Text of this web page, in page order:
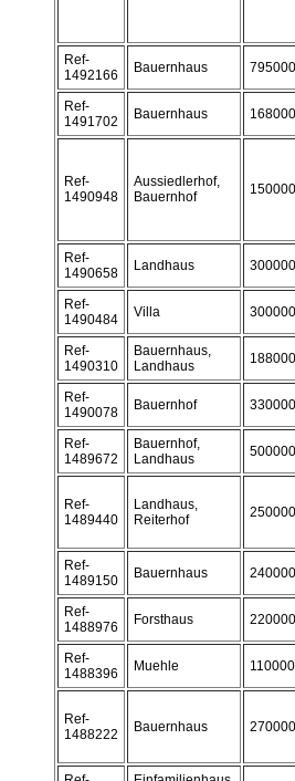
Ref-
1492166
Bauernhaus 795000
Ref-
1491702
Bauernhaus 168000
Ref-
1490948
Aussiedlerhof,
Bauernhof
150000
Ref-
1490658
Landhaus
Ref-
1490484
Villa 300000
Ref-
1490310
Bauernhaus,
Landhaus
188000
Ref-
1490078
Bauernhof 330000
Ref-
1489672
Bauernhof,
Landhaus
500000
Ref-
1489440
Landhaus,
Reiterhof
250000
Ref-
1489150
Bauernhaus 240000
Ref-
1488976
Forsthaus 220000
Ref-
1488396
Muehle 110000
Ref-
1488222
Bauernhaus 270000